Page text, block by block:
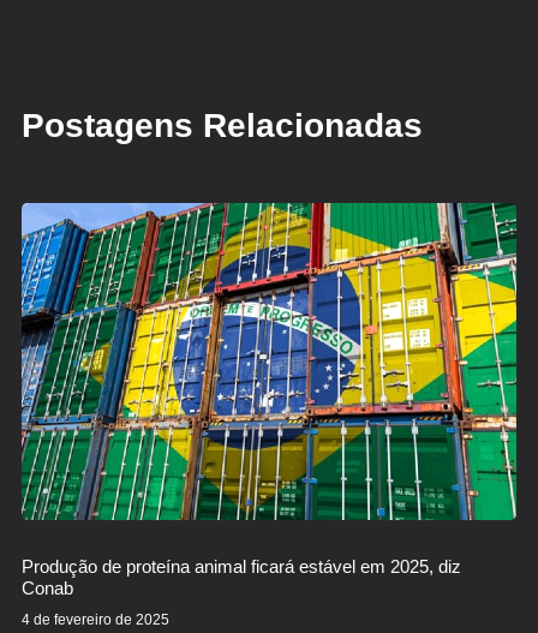
Postagens Relacionadas
Produção de proteína animal ficará estável em 2025, diz
Conab
4 de fevereiro de 2025